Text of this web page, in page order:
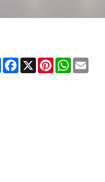
ShareFacebook
X PinterestWhatsApp
Email